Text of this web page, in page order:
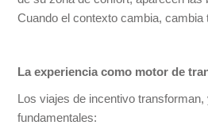
Cuando el contexto cambia,
La experiencia como motor de
Los viajes de incentivo
fundamentales: